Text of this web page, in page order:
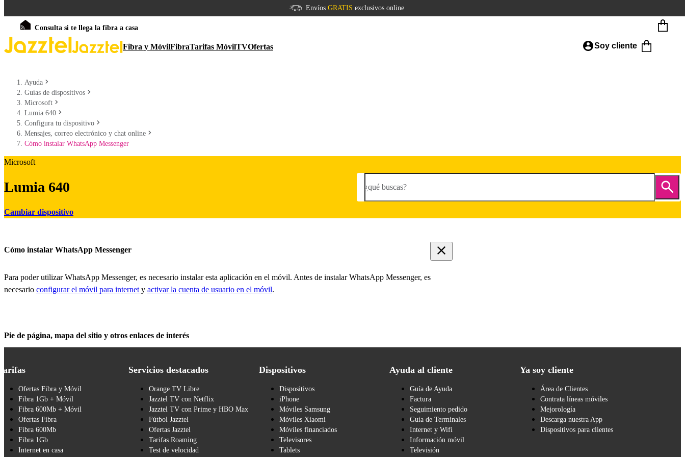
Envíos GRATIS exclusivos online
Consulta si te llega la fibra a casa
Fibra y MóvilFibraTarifas MóvilTVOfertas Soy cliente
Ayuda
Guías de dispositivos
Microsoft
Lumia 640
Configura tu dispositivo
Mensajes, correo electrónico y chat online
Cómo instalar WhatsApp Messenger
Microsoft
Lumia 640
Cambiar dispositivo
¿qué buscas?
Cómo instalar WhatsApp Messenger
Para poder utilizar WhatsApp Messenger, es necesario instalar esta aplicación en el móvil. Antes de instalar WhatsApp Messenger, es
necesario configurar el móvil para internet y activar la cuenta de usuario en el móvil.
Pie de página, mapa del sitio y otros enlaces de interés
Ofertas Fibra y Móvil
Fibra 1Gb + Móvil
Fibra 600Mb + Móvil
Ofertas Fibra
Fibra 600Mb
Fibra 1Gb
Internet en casa
Servicios destacados
Orange TV Libre
Jazztel TV con Netflix
Jazztel TV con Prime y HBO Max
Fútbol Jazztel
Ofertas Jazztel
Tarifas Roaming
Test de velocidad
Dispositivos
Dispositivos
iPhone
Móviles Samsung
Móviles Xiaomi
Móviles financiados
Televisores
Tablets
Ayuda al cliente
Guía de Ayuda
Factura
Seguimiento pedido
Guía de Terminales
Internet y Wifi
Información móvil
Televisión
Ya soy cliente
Área de Clientes
Contrata líneas móviles
Mejorología
Descarga nuestra App
Dispositivos para clientes